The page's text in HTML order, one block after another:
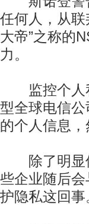
任何人，从联
大帝”之称的
力。
监控个人私
型全球电信
的个人信息，
除了明显侵
些企业随后
护隐私这回事